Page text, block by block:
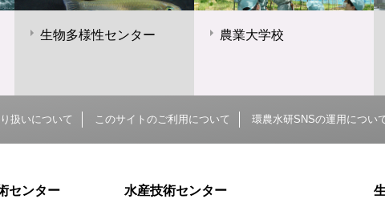
生物多様性センター 農業大学校
扱いについて このサイトのご利用について 環農水研SNSの運用につい
センター 水産技術センター